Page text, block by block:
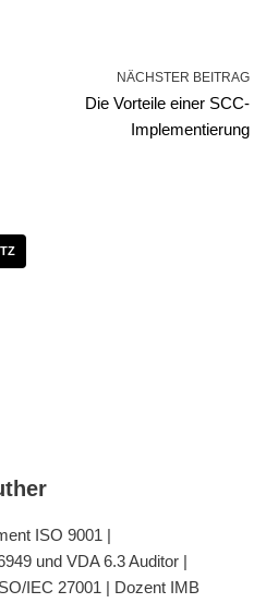
NÄCHSTER BEITRAG
Die Vorteile einer SCC-
Implementierung
ISO 9001 |
und VDA 6.3 Auditor |
IEC 27001 | Dozent IMB